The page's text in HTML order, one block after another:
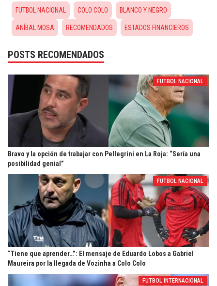
FUTBOL NACIONAL COLO COLO BLANCO Y NEGRO
ANÍBAL MOSA RECOMENDADOS ESTADOS FINANCIEROS
POSTS RECOMENDADOS
FUTBOL NACIONAL
Bravo y la opción de trabajar con Pellegrini en La Roja: “Sería una
posibilidad genial”
FUTBOL NACIONAL
“Tiene que aprender…”: El mensaje de Eduardo Lobos a Gabriel
Maureira por la llegada de Vozinha a Colo Colo
FUTBOL INTERNACIONAL